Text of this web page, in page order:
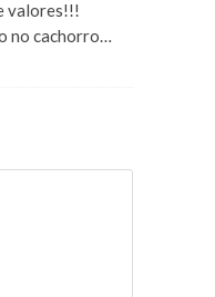
valores!!!
no cachorro…